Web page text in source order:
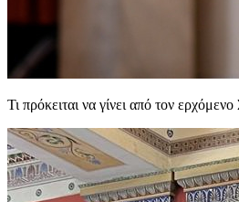
Τι πρόκειται να γίνει από τον